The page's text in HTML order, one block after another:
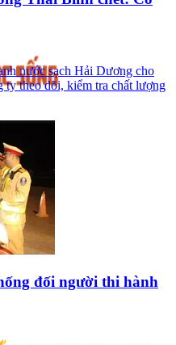
nước sạch Hải Dương cho
ty theo dõi, kiểm tra chất lượng
đối người thi hành